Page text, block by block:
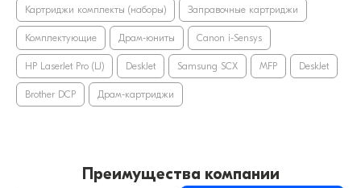
Картриджи комплекты (наборы) Заправочные картриджи
Комплектующие Драм-юниты Canon i-Sensys
HP LaserJet Pro (LJ) DeskJet Samsung SCX MFP DeskJet
Brother DCP Драм-картриджи
Преимущества компании